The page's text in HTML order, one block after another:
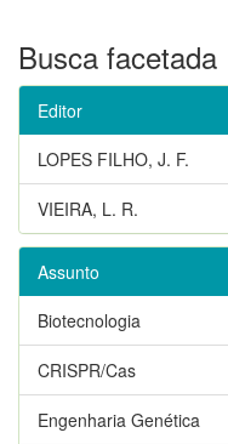
Busca facetada
Editor
LOPES FILHO, J. F.
VIEIRA, L. R.
Assunto
Biotecnologia
CRISPR/Cas
Engenharia Genética